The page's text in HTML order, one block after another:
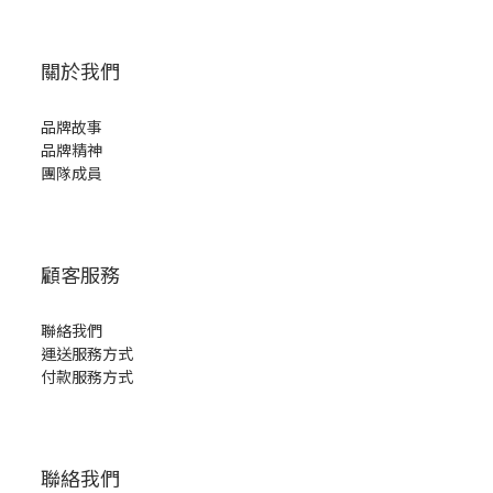
關於我們
品牌故事
品牌精神
團隊成員
顧客服務
聯絡我們
運送服務方式
付款服務方式
聯絡我們